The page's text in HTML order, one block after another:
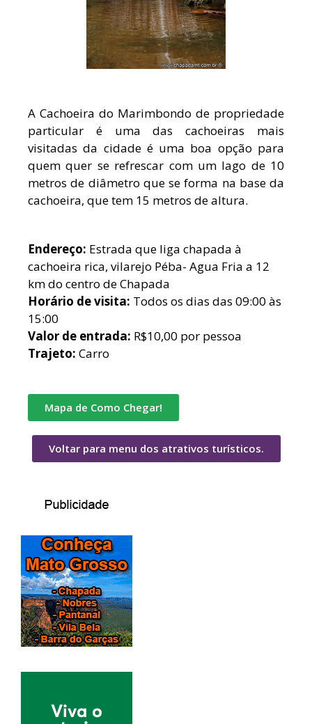
A Cachoeira do Marimbondo de propriedade
particular é uma das cachoeiras mais
visitadas da cidade é uma boa opção para
quem quer se refrescar com um lago de 10
metros de diâmetro que se forma na base da
cachoeira, que tem 15 metros de altura.
Endereço: Estrada que liga chapada à
cachoeira rica, vilarejo Péba- Agua Fria a 12
km do centro de Chapada
Horário de visita: Todos os dias das 09:00 às
15:00
Valor de entrada: R$10,00 por pessoa
Trajeto: Carro
Mapa de Como Chegar!
Voltar para menu dos atrativos turísticos.